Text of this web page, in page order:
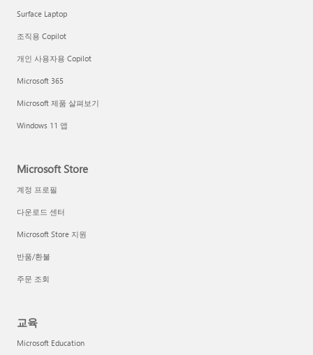
Surface Laptop
조직용 Copilot
개인 사용자용 Copilot
Microsoft 365
Microsoft 제품 살펴보기
Windows 11 앱
Microsoft Store
계정 프로필
다운로드 센터
Microsoft Store 지원
반품/환불
주문 조회
교육
Microsoft Education